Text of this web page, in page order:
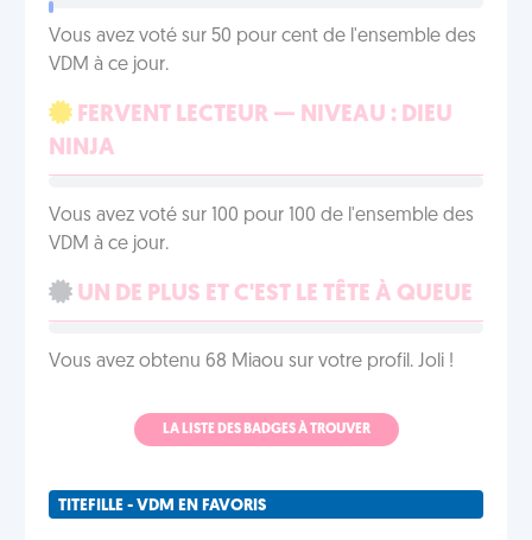
Vous avez voté sur 50 pour cent de l'ensemble des
VDM à ce jour.
FERVENT LECTEUR — NIVEAU : DIEU
NINJA
Vous avez voté sur 100 pour 100 de l'ensemble des
VDM à ce jour.
UN DE PLUS ET C'EST LE TÊTE À QUEUE
Vous avez obtenu 68 Miaou sur votre profil. Joli !
LA LISTE DES BADGES À TROUVER
TITEFILLE - VDM EN FAVORIS